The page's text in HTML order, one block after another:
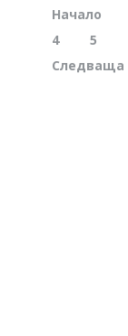
Начало
4
5
Следваща